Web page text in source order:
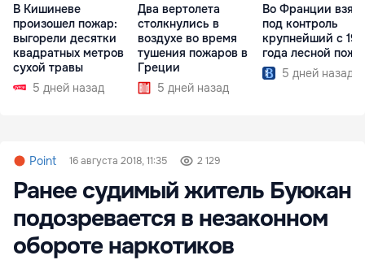
В Кишиневе
произошел пожар:
выгорели десятки
квадратных метров
сухой травы
5 дней назад
Два вертолета
столкнулись в
воздухе во время
тушения пожаров в
Греции
5 дней назад
Во Франции
под контроль
крупнейший с
года лесной
5 дней назад
Point 16 августа 2018, 11:35 2 129
Ранее судимый житель Буюкан
подозревается в незаконном
обороте наркотиков